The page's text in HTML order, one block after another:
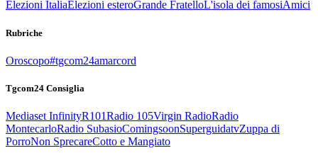
Elezioni ItaliaElezioni esteroGrande FratelloL'isola dei famosiAmici
Rubriche
Oroscopo#tgcom24amarcord
Tgcom24 Consiglia
Mediaset InfinityR101Radio 105Virgin RadioRadio
MontecarloRadio SubasioComingsoonSuperguidatvZuppa di
PorroNon SprecareCotto e Mangiato